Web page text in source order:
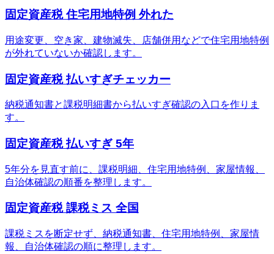
固定資産税 住宅用地特例 外れた
用途変更、空き家、建物滅失、店舗併用などで住宅用地特例
が外れていないか確認します。
固定資産税 払いすぎチェッカー
納税通知書と課税明細書から払いすぎ確認の入口を作りま
す。
固定資産税 払いすぎ 5年
5年分を見直す前に、課税明細、住宅用地特例、家屋情報、
自治体確認の順番を整理します。
固定資産税 課税ミス 全国
課税ミスを断定せず、納税通知書、住宅用地特例、家屋情
報、自治体確認の順に整理します。